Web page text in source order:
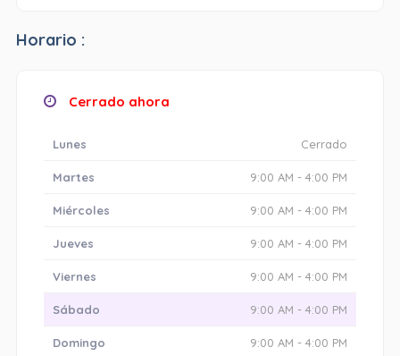
Horario :
Cerrado ahora
Lunes Cerrado
Martes 9:00 AM - 4:00 PM
Miércoles 9:00 AM - 4:00 PM
Jueves 9:00 AM - 4:00 PM
Viernes 9:00 AM - 4:00 PM
Sábado 9:00 AM - 4:00 PM
Domingo 9:00 AM - 4:00 PM